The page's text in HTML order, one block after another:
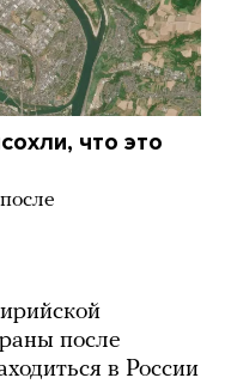
что это
после
в России